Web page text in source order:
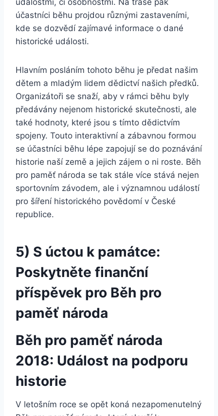
účastníci běhu projdou různými zastaveními,
kde se dozvědí zajímavé informace o dané
historické události.
Hlavním posláním tohoto běhu je předat našim
dětem a mladým lidem dědictví našich předků.
Organizátoři se snaží, aby v rámci běhu byly
předávány nejenom historické skutečnosti, ale
také hodnoty, které jsou s tímto dědictvím
spojeny. Touto interaktivní a zábavnou formou
se účastníci běhu lépe zapojují se do poznávání
historie naší země a jejich zájem o ni roste. Běh
pro paměť národa se tak stále více stává nejen
sportovním závodem, ale i významnou událostí
pro šíření historického povědomí v České
republice.
5) S úctou k památce:
Poskytněte finanční
příspěvek pro Běh pro
paměť národa
Běh pro paměť národa
2018: Událost na podporu
historie
V letošním roce se opět koná nezapomenutelný